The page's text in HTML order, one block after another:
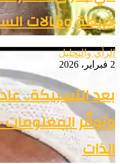
خريطة وكالات
الرأي والتحليل
2 فبراير، 2026
بعد التسبيكة..
وتوفّر
الذات